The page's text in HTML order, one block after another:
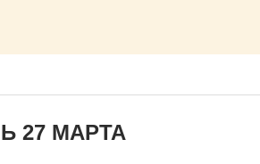
27 МАРТА